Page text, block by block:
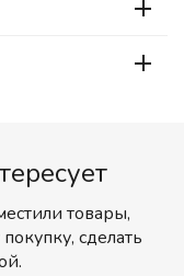
товары,
сделать